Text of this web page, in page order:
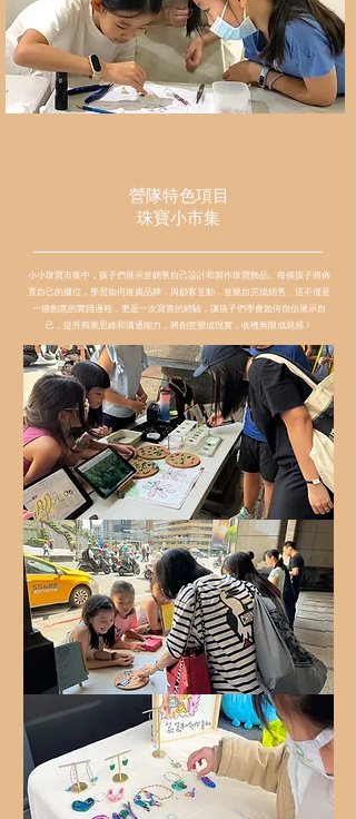
營隊特色項目
珠寶小市集
小小珠寶市集中，孩子們展示並銷售自己設計和製作珠寶飾品。每個孩子將佈
置自己的攤位，學習如何推廣品牌，與顧客互動，並親自完成銷售。這不僅是
一個創意的實踐過程，更是一次寶貴的經驗，讓孩子們學會如何自信展示自
己，提升商業思維和溝通能力，將創意變成現實，收穫無限成就感！